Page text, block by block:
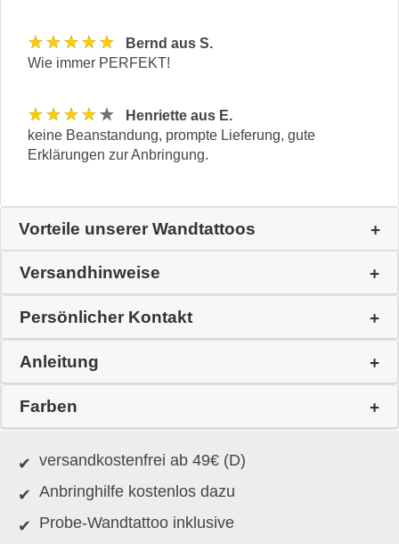
★★★★★
Bernd aus S.
Wie immer PERFEKT!
★★★★★
Henriette aus E.
keine Beanstandung, prompte Lieferung, gute
Erklärungen zur Anbringung.
Vorteile unserer Wandtattoos
Versandhinweise
Persönlicher Kontakt
Anleitung
Farben
versandkostenfrei ab 49€ (D)
Anbringhilfe kostenlos dazu
Probe-Wandtattoo inklusive